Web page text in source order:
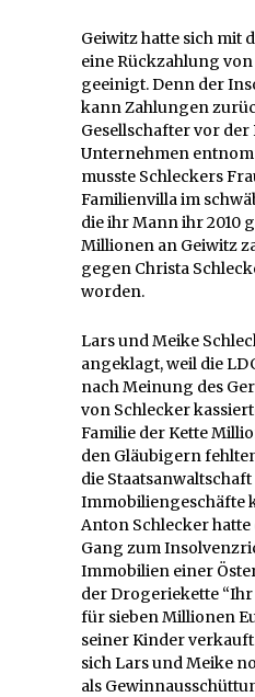
Geiwitz hatte sich mit
eine Rückzahlung
geeinigt. Denn der
kann Zahlungen
Gesellschafter vor der
Unternehmen
musste Schleckers
Familienvilla im
die ihr Mann ihr 2010
Millionen an Geiwitz
gegen Christa
worden.
Lars und Meike
angeklagt, weil die
nach Meinung des
von Schlecker
Familie der Kette
den Gläubigern
die
Immobiliengeschäfte
Anton Schlecker
Gang zum
Immobilien einer
der Drogeriekette
für sieben Millionen
seiner Kinder
sich Lars und Meike
als